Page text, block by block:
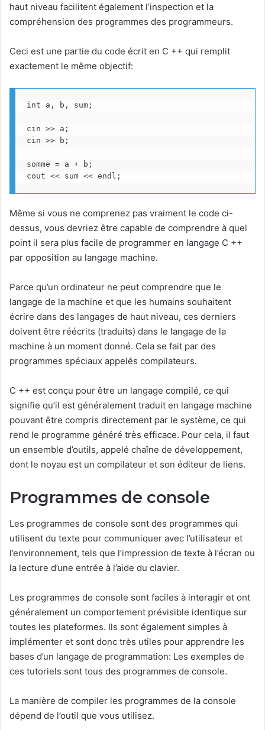
haut niveau facilitent également l’inspection et la
compréhension des programmes des programmeurs.
Ceci est une partie du code écrit en C ++ qui remplit
exactement le même objectif:
int a, b, sum;
cin >> a;
cin >> b;
somme = a + b;
cout << sum << endl;
Même si vous ne comprenez pas vraiment le code ci-
dessus, vous devriez être capable de comprendre à quel
point il sera plus facile de programmer en langage C ++
par opposition au langage machine.
Parce qu’un ordinateur ne peut comprendre que le
langage de la machine et que les humains souhaitent
écrire dans des langages de haut niveau, ces derniers
doivent être réécrits (traduits) dans le langage de la
machine à un moment donné. Cela se fait par des
programmes spéciaux appelés compilateurs.
C ++ est conçu pour être un langage compilé, ce qui
signifie qu’il est généralement traduit en langage machine
pouvant être compris directement par le système, ce qui
rend le programme généré très efficace. Pour cela, il faut
un ensemble d’outils, appelé chaîne de développement,
dont le noyau est un compilateur et son éditeur de liens.
Programmes de console
Les programmes de console sont des programmes qui
utilisent du texte pour communiquer avec l’utilisateur et
l’environnement, tels que l’impression de texte à l’écran ou
la lecture d’une entrée à l’aide du clavier.
Les programmes de console sont faciles à interagir et ont
généralement un comportement prévisible identique sur
toutes les plateformes. Ils sont également simples à
implémenter et sont donc très utiles pour apprendre les
bases d’un langage de programmation: Les exemples de
ces tutoriels sont tous des programmes de console.
La manière de compiler les programmes de la console
dépend de l’outil que vous utilisez.